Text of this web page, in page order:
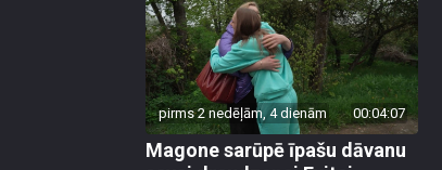
pirms 2 nedēļām, 4 dienām 00:04:07
Magone sarūpē īpašu dāvanu